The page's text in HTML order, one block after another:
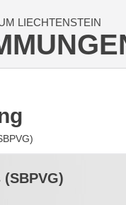
LIECHTENSTEIN